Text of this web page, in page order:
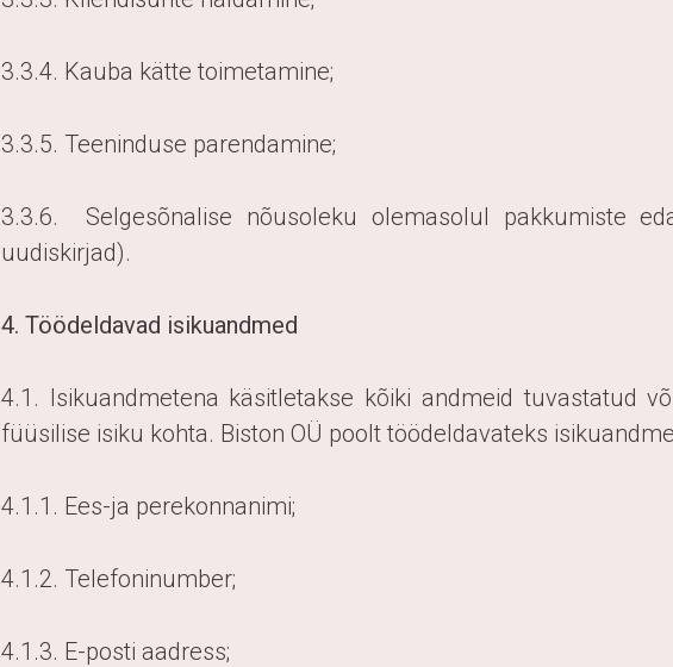
3.3.4. Kauba kätte toimetamine;
3.3.5. Teeninduse parendamine;
3.3.6. Selgesõnalise nõusoleku olemasolul pakkumiste
uudiskirjad).
4. Töödeldavad isikuandmed
4.1. Isikuandmetena käsitletakse kõiki andmeid tuvastatud
füüsilise isiku kohta. Biston OÜ poolt töödeldavateks
4.1.1. Ees-ja perekonnanimi;
4.1.2. Telefoninumber;
4.1.3. E-posti aadress;